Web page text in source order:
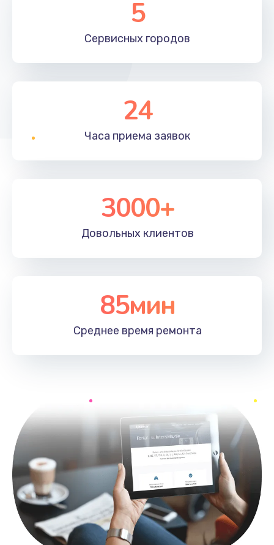
5
Сервисных городов
24
Часа приема заявок
3000+
Довольных клиентов
85мин
Среднее время ремонта